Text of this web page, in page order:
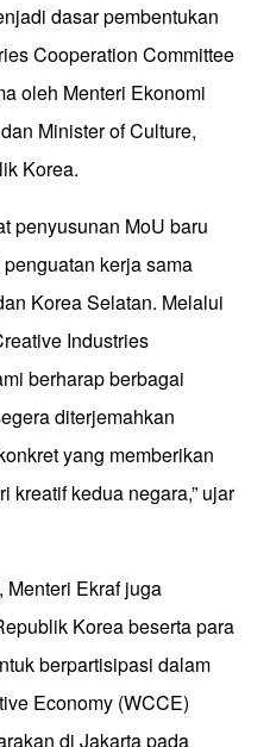
dasar pembentukan
Cooperation Committee
oleh Menteri Ekonomi
Minister of Culture,
Korea.
penyusunan MoU baru
kerja sama
Korea Selatan. Melalui
Industries
berharap berbagai
diterjemahkan
yang memberikan
kreatif kedua negara,” ujar
Menteri Ekraf juga
Korea beserta para
berpartisipasi dalam
Economy (WCCE)
di Jakarta pada